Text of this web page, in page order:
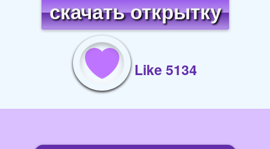
скачать открытку
Like 5134